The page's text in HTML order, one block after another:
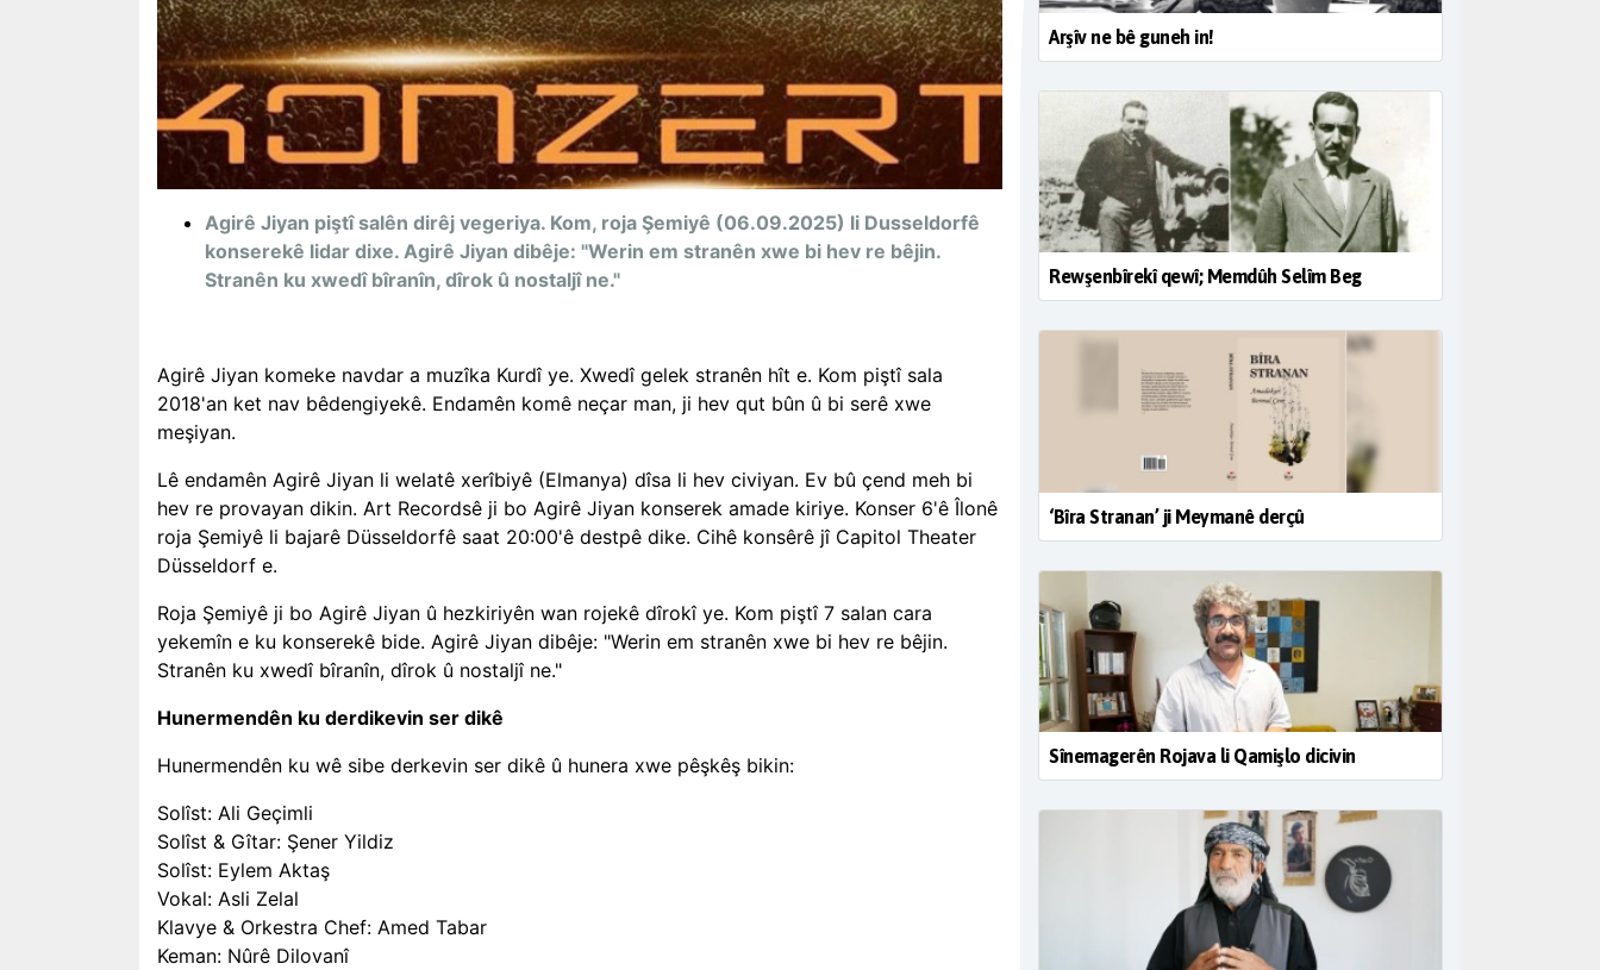
Agirê Jiyan piştî salên dirêj vegeriya. Kom, roja Şemiyê (06.09.2025) li Dusseldorfê
konserekê lidar dixe. Agirê Jiyan dibêje: "Werin em stranên xwe bi hev re bêjin.
Stranên ku xwedî bîranîn, dîrok û nostaljî ne."
Agirê Jiyan komeke navdar a muzîka Kurdî ye. Xwedî gelek stranên hît e. Kom piştî sala
2018'an ket nav bêdengiyekê. Endamên komê neçar man, ji hev qut bûn û bi serê xwe
meşiyan.
Lê endamên Agirê Jiyan li welatê xerîbiyê (Elmanya) dîsa li hev civiyan. Ev bû çend meh bi
hev re provayan dikin. Art Recordsê ji bo Agirê Jiyan konserek amade kiriye. Konser 6'ê Îlonê
roja Şemiyê li bajarê Düsseldorfê saat 20:00'ê destpê dike. Cihê konsêrê jî Capitol Theater
Düsseldorf e.
Roja Şemiyê ji bo Agirê Jiyan û hezkiriyên wan rojekê dîrokî ye. Kom piştî 7 salan cara
yekemîn e ku konserekê bide. Agirê Jiyan dibêje: "Werin em stranên xwe bi hev re bêjin.
Stranên ku xwedî bîranîn, dîrok û nostaljî ne."
Hunermendên ku derdikevin ser dikê
Hunermendên ku wê sibe derkevin ser dikê û hunera xwe pêşkêş bikin:
Solîst: Ali Geçimli
Solîst & Gîtar: Şener Yildiz
Solîst: Eylem Aktaş
Vokal: Asli Zelal
Klavye & Orkestra Chef: Amed Tabar
Keman: Nûrê Dilovanî
Arşîv ne bê guneh in!
Rewşenbîrekî qewî; Memdûh Selîm Beg
‘Bîra Stranan’ ji Meymanê derçû
Sînemagerên Rojava li Qamişlo dicivin